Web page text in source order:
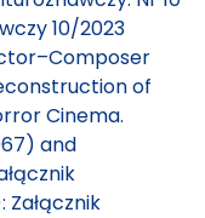
10/2023
of
Cinema.
and
Załącznik